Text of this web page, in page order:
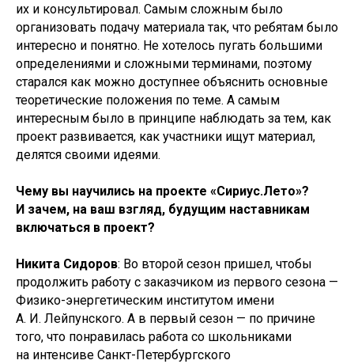
их и консультировал. Самым сложным было
организовать подачу материала так, что ребятам было
интересно и понятно. Не хотелось пугать большими
определениями и сложными терминами, поэтому
старался как можно доступнее объяснить основные
теоретические положения по теме. А самым
интересным было в принципе наблюдать за тем, как
проект развивается, как участники ищут материал,
делятся своими идеями.
Чему вы научились на проекте «Сириус.Лето»?
И зачем, на ваш взгляд, будущим наставникам
включаться в проект?
Никита Сидоров: Во второй сезон пришел, чтобы
продолжить работу с заказчиком из первого сезона —
Физико-энергетическим институтом имени
А. И. Лейпунского. А в первый сезон — по причине
того, что понравилась работа со школьниками
на интенсиве Санкт-Петербургского